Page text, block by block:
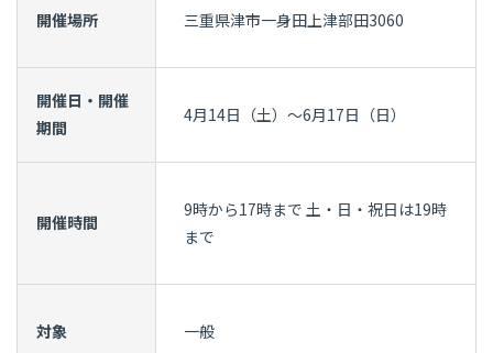
開催場所 三重県津市一身田上津部田3060
開催日・開催
期間
4月14日（土）～6月17日（日）
開催時間
9時から17時まで 土・日・祝日は19時
まで
対象 一般